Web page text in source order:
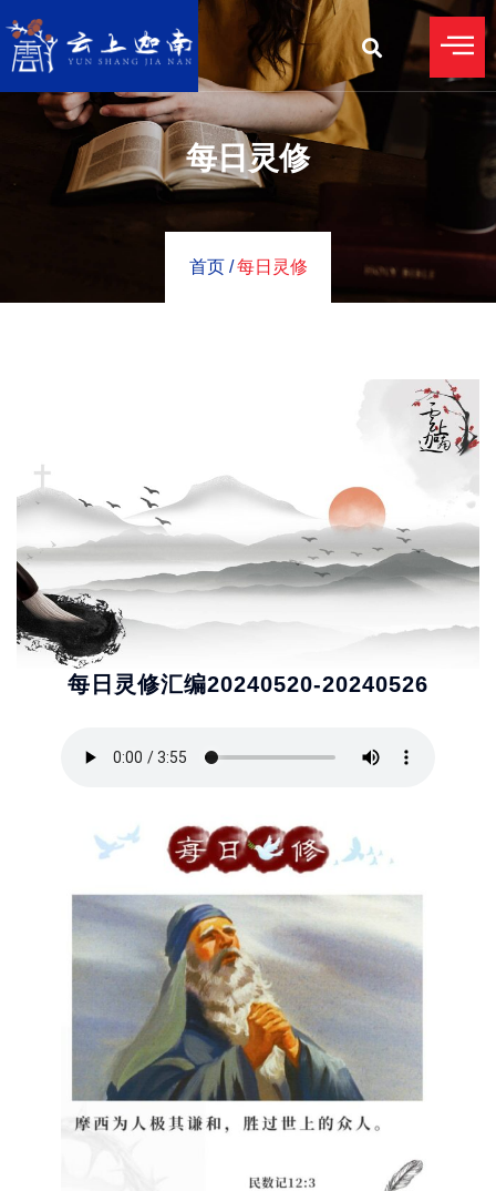
每日灵修
首页 / 每日灵修
每日灵修汇编20240520-20240526